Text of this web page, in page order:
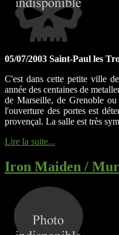
05/07/2003 Saint-Paul les
C'est dans cette petite ville
année des centaines de
de Marseille, de Grenoble
l'ouverture des portes est
provençal. La salle est très
Lire la suite...
Iron Maiden /